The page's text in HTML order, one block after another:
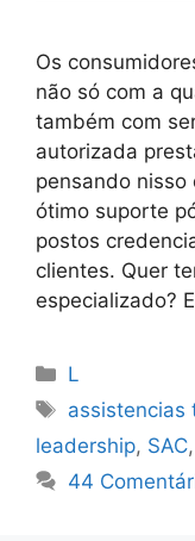
Os
não só com a
também com
autorizada
pensando nisso
ótimo suporte
postos
clientes. Quer
especializado?
Categorias
L
Tags
assistencias
leadership, SAC,
44